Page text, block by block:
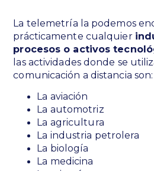
La telemetría la podemos
prácticamente cualquier
procesos o activos
las actividades donde se
comunicación a distancia son:
La aviación
La automotriz
La agricultura
La industria petrolera
La biología
La medicina